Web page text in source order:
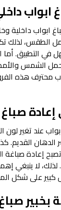
ابواب
ابواب داخلية
الطقس، لذلك
التطبيق. أما
الشمس
محترف هذه
عند تغير لون
القديم.
تصبح إعادة
لذلك، لا ينبغي
كبير على شكل
بخبير